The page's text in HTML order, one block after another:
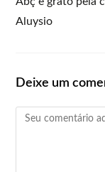
Aluysio
Deixe um